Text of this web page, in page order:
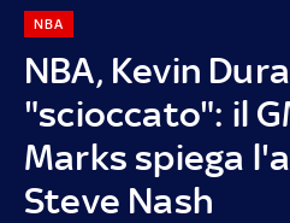
NBA, Kevin
"scioccato": il
Marks spiega
Steve Nash
NBA